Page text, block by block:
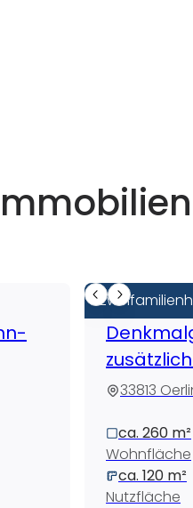
33813
ca. 260 m²
Wohnfläche
ca. 120 m²
Nutzfläche